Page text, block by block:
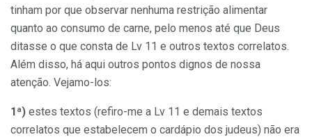
tinham por que observar nenhuma restrição alimentar
quanto ao consumo de carne, pelo menos até que Deus
ditasse o que consta de Lv 11 e outros textos correlatos.
Além disso, há aqui outros pontos dignos de nossa
atenção. Vejamo-los:
1ª) estes textos (refiro-me a Lv 11 e demais textos
correlatos que estabelecem o cardápio dos judeus) não era